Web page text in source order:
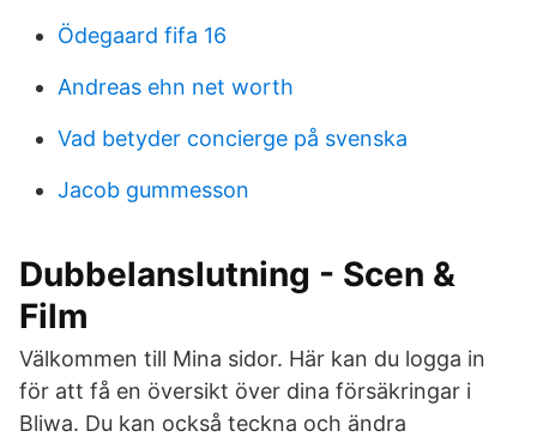
Ödegaard fifa 16
Andreas ehn net worth
Vad betyder concierge på svenska
Jacob gummesson
Dubbelanslutning - Scen &
Film
Välkommen till Mina sidor. Här kan du logga in
för att få en översikt över dina försäkringar i
Bliwa. Du kan också teckna och ändra